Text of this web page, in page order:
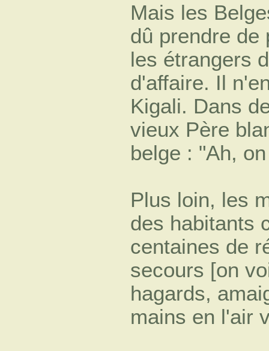
Mais les
dû prendre de
les étrangers
d'affaire. Il
Kigali. Dans
vieux Père
belge : "Ah,
Plus loin, les
des habitants
centaines de
secours [on
hagards,
mains en l'air